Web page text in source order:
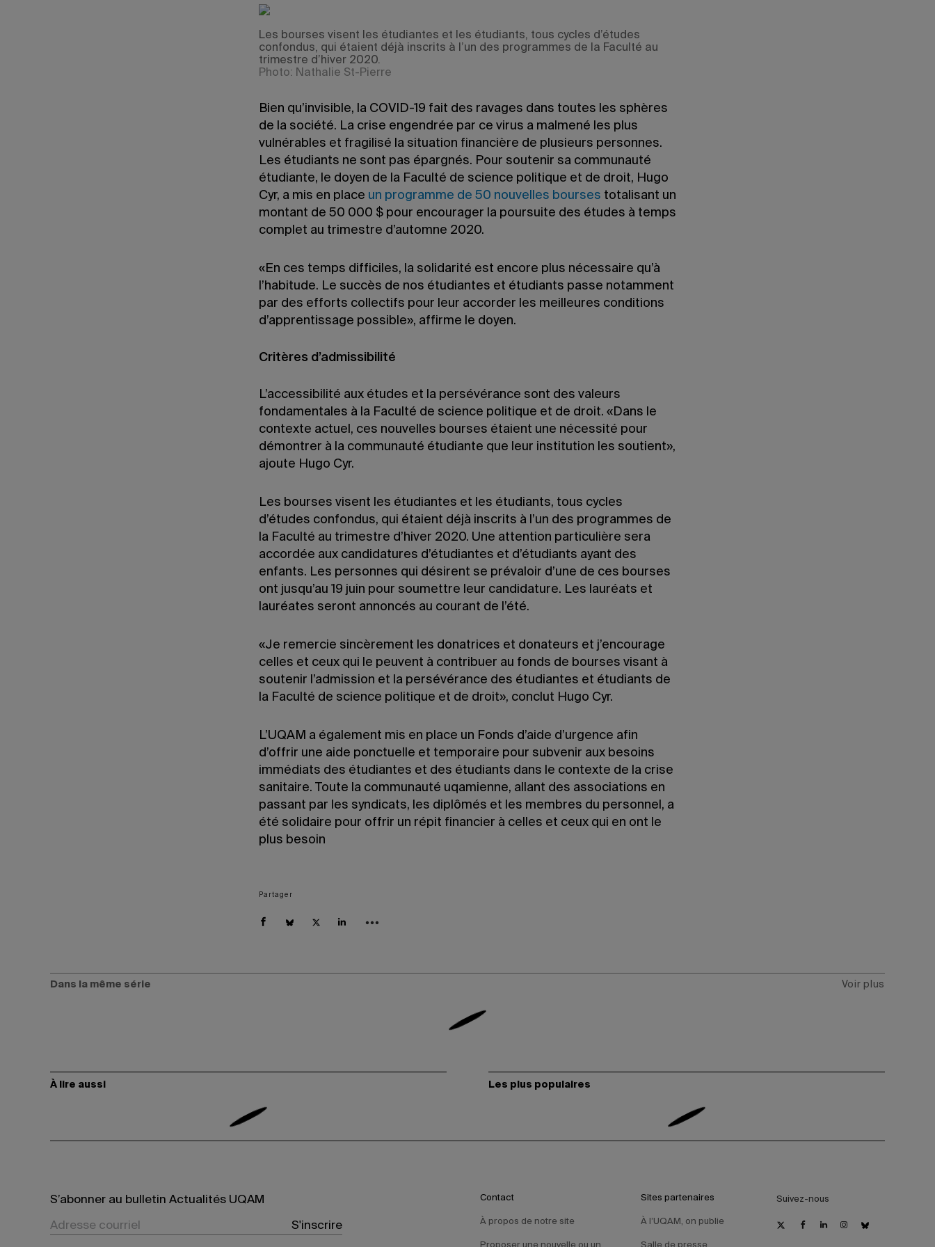
Les bourses visent les étudiantes et les étudiants, tous cycles d’études
confondus, qui étaient déjà inscrits à l’un des programmes de la Faculté au
trimestre d’hiver 2020.
Photo: Nathalie St-Pierre
Bien qu’invisible, la COVID-19 fait des ravages dans toutes les sphères
de la société. La crise engendrée par ce virus a malmené les plus
vulnérables et fragilisé la situation financière de plusieurs personnes.
Les étudiants ne sont pas épargnés. Pour soutenir sa communauté
étudiante, le doyen de la Faculté de science politique et de droit, Hugo
Cyr, a mis en place un programme de 50 nouvelles bourses totalisant un
montant de 50 000 $ pour encourager la poursuite des études à temps
complet au trimestre d’automne 2020.
«En ces temps difficiles, la solidarité est encore plus nécessaire qu’à
l’habitude. Le succès de nos étudiantes et étudiants passe notamment
par des efforts collectifs pour leur accorder les meilleures conditions
d’apprentissage possible», affirme le doyen.
Critères d’admissibilité
L’accessibilité aux études et la persévérance sont des valeurs
fondamentales à la Faculté de science politique et de droit. «Dans le
contexte actuel, ces nouvelles bourses étaient une nécessité pour
démontrer à la communauté étudiante que leur institution les soutient»,
ajoute Hugo Cyr.
Les bourses visent les étudiantes et les étudiants, tous cycles
d’études confondus, qui étaient déjà inscrits à l’un des programmes de
la Faculté au trimestre d’hiver 2020. Une attention particulière sera
accordée aux candidatures d’étudiantes et d’étudiants ayant des
enfants. Les personnes qui désirent se prévaloir d’une de ces bourses
ont jusqu’au 19 juin pour soumettre leur candidature. Les lauréats et
lauréates seront annoncés au courant de l’été.
«Je remercie sincèrement les donatrices et donateurs et j’encourage
celles et ceux qui le peuvent à contribuer au fonds de bourses visant à
soutenir l’admission et la persévérance des étudiantes et étudiants de
la Faculté de science politique et de droit», conclut Hugo Cyr.
L’UQAM a également mis en place un Fonds d’aide d’urgence afin
d’offrir une aide ponctuelle et temporaire pour subvenir aux besoins
immédiats des étudiantes et des étudiants dans le contexte de la crise
sanitaire. Toute la communauté uqamienne, allant des associations en
passant par les syndicats, les diplômés et les membres du personnel, a
été solidaire pour offrir un répit financier à celles et ceux qui en ont le
plus besoin
Partager
Dans la même série Voir plus
À lire aussi Les plus populaires
S’abonner au bulletin Actualités UQAM
S'inscrire
Contact
À propos de notre site
Sites partenaires
À l’UQAM, on publie
Suivez-nous